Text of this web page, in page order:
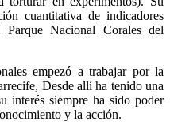
cuantitativa de indicadores
Nacional Corales del
empezó a trabajar por la
Desde allí ha tenido una
interés siempre ha sido poder
y la acción.